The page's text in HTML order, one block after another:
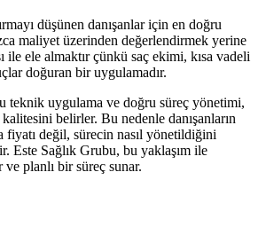
düşünen danışanlar için en doğru
maliyet üzerinden değerlendirmek yerine
ile ele almaktır çünkü saç ekimi, kısa vadeli
doğuran bir uygulamadır.
teknik uygulama ve doğru süreç yönetimi,
belirler. Bu nedenle danışanların
fiyatı değil, sürecin nasıl yönetildiğini
Este Sağlık Grubu, bu yaklaşım ile
ve planlı bir süreç sunar.